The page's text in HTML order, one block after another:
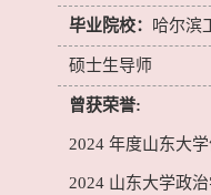
毕业院校： 哈尔滨
硕士生导师
曾获荣誉:
2024 年度山东大学
2024 山东大学政